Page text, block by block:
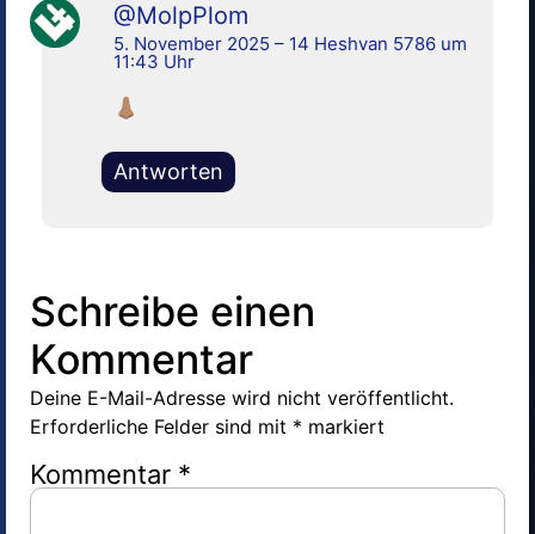
@MolpPlom
5. November 2025 – 14 Heshvan 5786 um
11:43 Uhr
👃🏽
Antworten
Schreibe einen
Kommentar
Deine E-Mail-Adresse wird nicht veröffentlicht.
Erforderliche Felder sind mit * markiert
Kommentar *